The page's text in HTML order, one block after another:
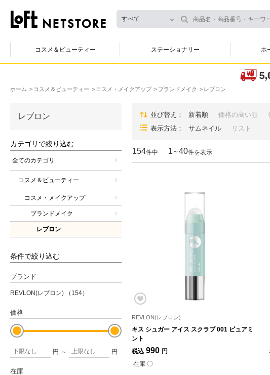
すべて
コスメ＆ビューティー ステーショナリー ホ
ホーム コスメ＆ビューティー コスメ・メイクアップ ブランドメイク レブロン
レブロン
カテゴリで絞り込む
全てのカテゴリ
コスメ＆ビューティー
コスメ・メイクアップ
ブランドメイク
レブロン
条件で絞り込む
ブランド
REVLON(レブロン) （154）
価格
円 ～ 円
在庫
並び替え 新着順 価格の高い順
表示方法
サムネイル リスト
154件中 1 ～40件を表示
REVLON(レブロン)
キス シュガー アイス スクラブ 001 ピュアミ
ント
税込 990 円
在庫 〇